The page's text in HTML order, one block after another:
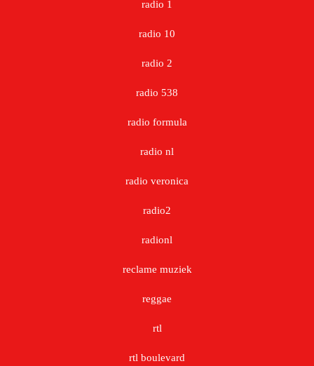
radio 1
radio 10
radio 2
radio 538
radio formula
radio nl
radio veronica
radio2
radionl
reclame muziek
reggae
rtl
rtl boulevard